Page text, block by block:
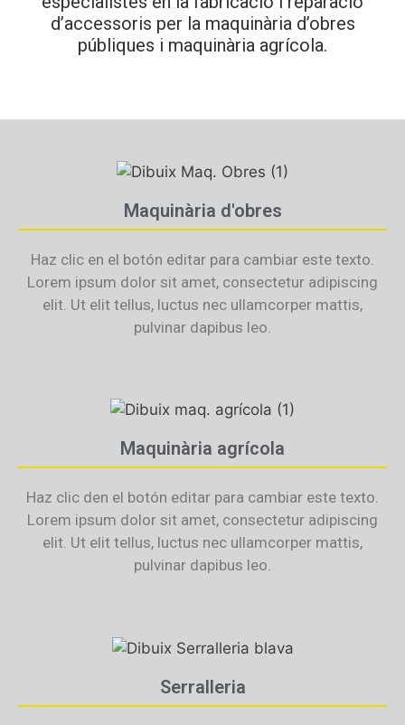
d’accessoris per la maquinària d’obres
públiques i maquinària agrícola.
Maquinària d'obres
Haz clic en el botón editar para cambiar este texto.
Lorem ipsum dolor sit amet, consectetur adipiscing
elit. Ut elit tellus, luctus nec ullamcorper mattis,
pulvinar dapibus leo.
Maquinària agrícola
Haz clic den el botón editar para cambiar este texto.
Lorem ipsum dolor sit amet, consectetur adipiscing
elit. Ut elit tellus, luctus nec ullamcorper mattis,
pulvinar dapibus leo.
Serralleria